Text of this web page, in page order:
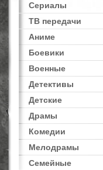
Сериалы
ТВ передачи
Аниме
Боевики
Военные
Детективы
Детские
Драмы
Комедии
Мелодрамы
Семейные